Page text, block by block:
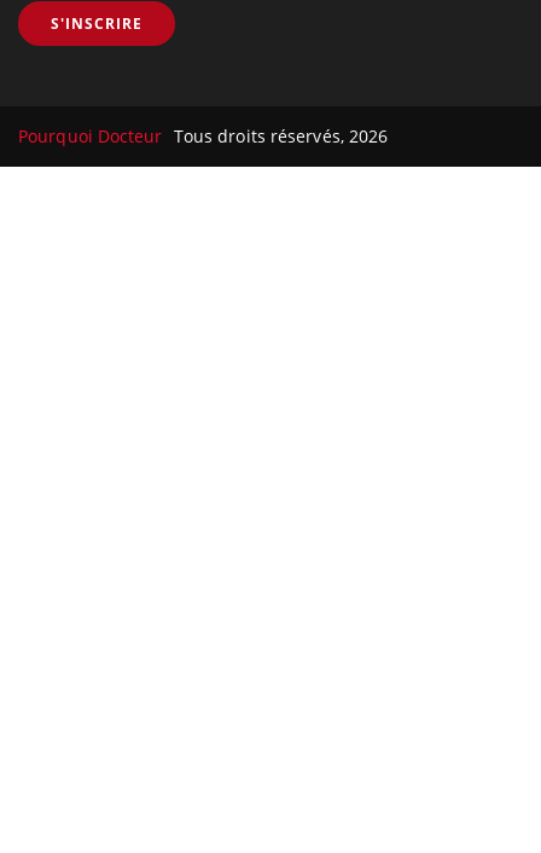
S'INSCRIRE
Pourquoi Docteur Tous droits réservés, 2026